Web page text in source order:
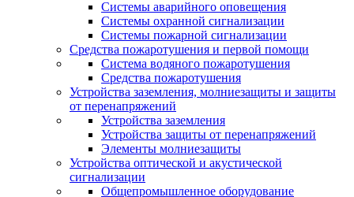
Системы аварийного оповещения
Системы охранной сигнализации
Системы пожарной сигнализации
Средства пожаротушения и первой помощи
Система водяного пожаротушения
Средства пожаротушения
Устройства заземления, молниезащиты и защиты
от перенапряжений
Устройства заземления
Устройства защиты от перенапряжений
Элементы молниезащиты
Устройства оптической и акустической
сигнализации
Общепромышленное оборудование